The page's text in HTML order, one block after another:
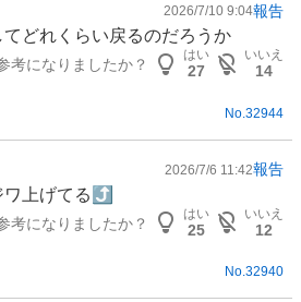
2026/7/10 9:04報告
どれくらい戻るのだろうか
考になりましたか？
はい
27
いいえ
14
No. 32944
2026/7/6 11:42報告
ワ上げてる⤴️
考になりましたか？
はい
25
いいえ
12
No.32940